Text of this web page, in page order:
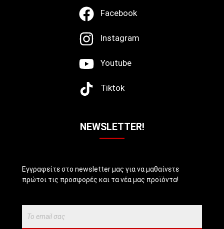
Facebook
Instagram
Youtube
Tiktok
NEWSLETTER!
Εγγραφείτε στο newsletter μας για να μαθαίνετε
πρώτοι τις προσφορές και τα νέα μας προϊόντα!